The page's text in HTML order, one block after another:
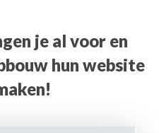
je al voor en
hun website